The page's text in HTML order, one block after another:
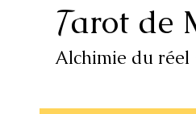
Tarot de
Alchimie du réel